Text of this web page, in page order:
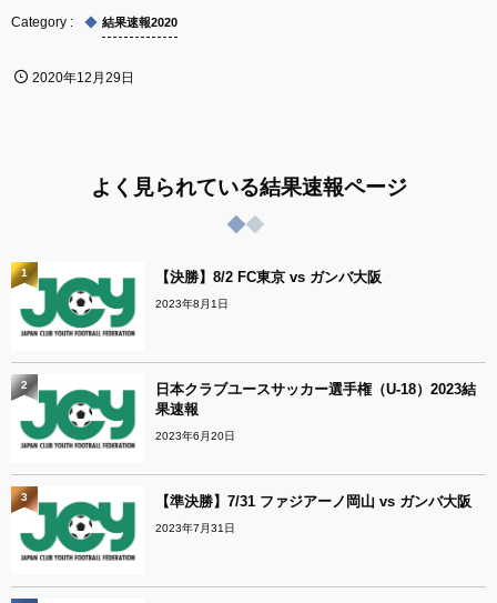
結果速報2020
2020年12月29日
よく見られている結果速報ページ
【決勝】8/2 FC東京 vs ガンバ大阪
2023年8月1日
1
日本クラブユースサッカー選手権（U-18）2023結
果速報
2023年6月20日
2
【準決勝】7/31 ファジアーノ岡山 vs ガンバ大阪
2023年7月31日
3